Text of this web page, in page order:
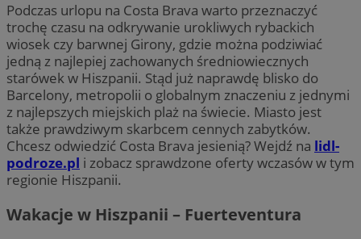
Podczas urlopu na Costa Brava warto przeznaczyć
trochę czasu na odkrywanie urokliwych rybackich
wiosek czy barwnej Girony, gdzie można podziwiać
jedną z najlepiej zachowanych średniowiecznych
starówek w Hiszpanii. Stąd już naprawdę blisko do
Barcelony, metropolii o globalnym znaczeniu z jednymi
z najlepszych miejskich plaż na świecie. Miasto jest
także prawdziwym skarbcem cennych zabytków.
Chcesz odwiedzić Costa Brava jesienią? Wejdź na lidl-
podroze.pl i zobacz sprawdzone oferty wczasów w tym
regionie Hiszpanii.
Wakacje w Hiszpanii – Fuerteventura